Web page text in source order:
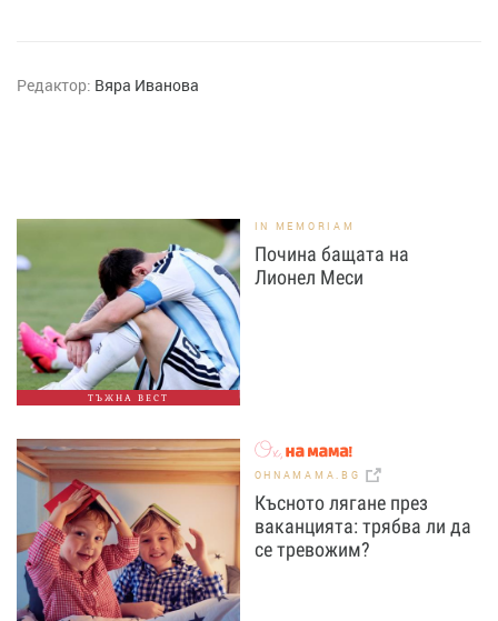
Редактор: Вяра Иванова
ТЪЖНА ВЕСТ
IN MEMORIAM
Почина бащата на
Лионел Меси
OHNAMAMA.BG
Късното лягане през
ваканцията: трябва ли да
се тревожим?